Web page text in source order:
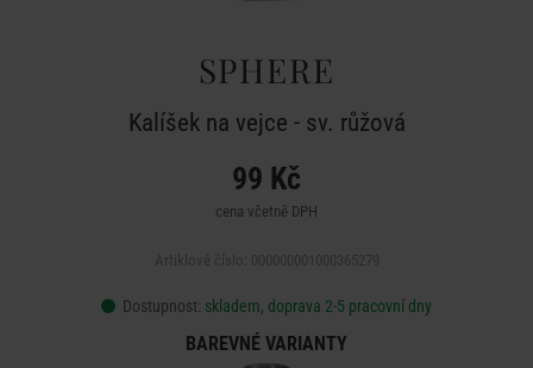
SPHERE
Kalíšek na vejce - sv. růžová
99 Kč
cena včetně DPH
Dostupnost: skladem, doprava 2-5 pracovní dny
BAREVNÉ VARIANTY